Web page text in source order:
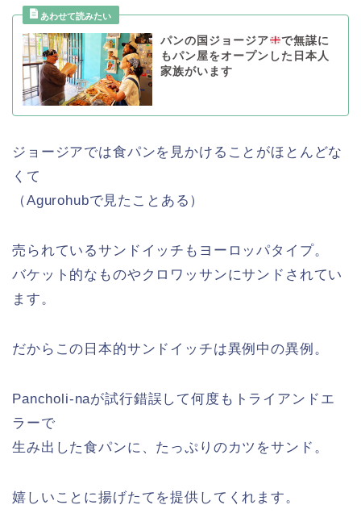
パンの国ジョージア
で無謀に
もパン屋をオープンした日本人
家族がいます
ジョージアでは食パンを見かけることがほとんどな
くて
（Agurohubで見たことある）
売られているサンドイッチもヨーロッパタイプ。
バケット的なものやクロワッサンにサンドされてい
ます。
だからこの日本的サンドイッチは異例中の異例。
Pancholi-naが試行錯誤して何度もトライアンドエ
ラーで
生み出した食パンに、たっぷりのカツをサンド。
嬉しいことに揚げたてを提供してくれます。